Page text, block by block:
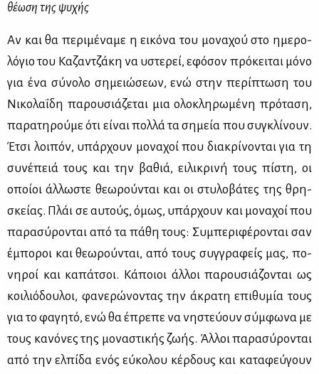
θέ­ω­ση της ψυ­χής
Αν και θα πε­ρι­μέ­να­με η ει­κό­να του μο­να­χού στο ημε­ρο­
λό­γιο του Κα­ζαν­τζά­κη να υστε­ρεί, εφό­σον πρό­κει­ται μό­νο
για ένα σύ­νο­λο ση­μειώ­σε­ων, ενώ στην πε­ρί­πτω­ση του
Νι­κο­λα­ΐ­δη πα­ρου­σιά­ζε­ται μια ολο­κλη­ρω­μέ­νη πρό­τα­ση,
πα­ρα­τη­ρού­με ότι εί­ναι πολ­λά τα ση­μεία που συ­γκλί­νουν.
Έτσι λοι­πόν, υπάρ­χουν μο­να­χοί που δια­κρί­νο­νται για τη
συ­νέ­πειά τους και την βα­θιά, ει­λι­κρι­νή τους πί­στη, οι
οποί­οι άλ­λω­στε θε­ω­ρού­νται και οι στυ­λο­βά­τες της θρη­
σκεί­ας. Πλάι σε αυ­τούς, όμως, υπάρ­χουν και μο­να­χοί που
πα­ρα­σύ­ρο­νται από τα πά­θη τους: Συ­μπε­ρι­φέ­ρο­νται σαν
έμπο­ροι και θε­ω­ρού­νται, από τους συγ­γρα­φείς μας, πο­
νη­ροί και κα­πά­τσοι. Κά­ποιοι άλ­λοι πα­ρου­σιά­ζο­νται ως
κοι­λιό­δου­λοι, φα­νε­ρώ­νο­ντας την άκρα­τη επι­θυ­μία τους
για το φα­γη­τό, ενώ θα έπρε­πε να νη­στεύ­ουν σύμ­φω­να με
τους κα­νό­νες της μο­να­στι­κής ζω­ής. Άλ­λοι πα­ρα­σύ­ρο­νται
από την ελ­πί­δα ενός εύ­κο­λου κέρ­δους και κα­τα­φεύ­γουν